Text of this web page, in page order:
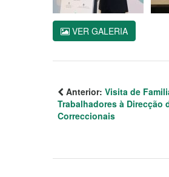
VER GALERIA
Anterior: Visita de
Trabalhadores à Direcção
Correccionais